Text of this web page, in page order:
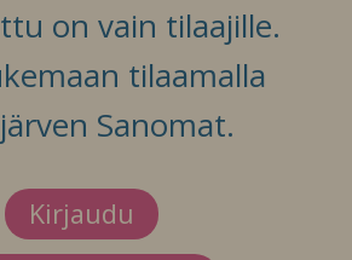
on vain tilaajille.
tilaamalla
Sanomat.
Kirjaudu